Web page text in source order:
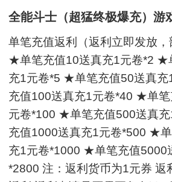
全能斗士（超猛终极爆充）游
单笔充值返利（返利立即发放，
★单笔充值10送真充1元卷*2 ★
充1元卷*5 ★单笔充值50送真
充值100送真充1元卷*40 ★单
元卷*100 ★单笔充值500送真
充值1000送真充1元卷*500 ★
充1元卷*1000 ★单笔充值5000
*2800 注：返利货币为1元券 返